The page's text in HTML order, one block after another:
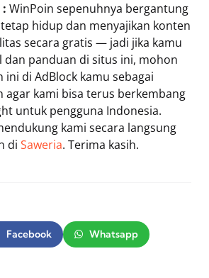
WinPoin sepenuhnya bergantung
hidup dan menyajikan konten
secara gratis — jadi jika kamu
dan panduan di situs ini, mohon
di AdBlock kamu sebagai
agar kami bisa terus berkembang
untuk pengguna Indonesia.
kami secara langsung
di Saweria. Terima kasih.
Facebook Whatsapp